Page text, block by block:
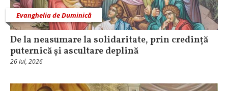
Evanghelia de Duminică
De la neasumare la solidaritate, prin credință
puternică și ascultare deplină
26 Iul, 2026